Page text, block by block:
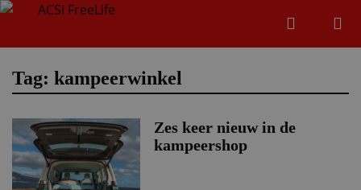
Zoeken
Tag: kampeerwinkel
Zes keer nieuw in de
kampeershop